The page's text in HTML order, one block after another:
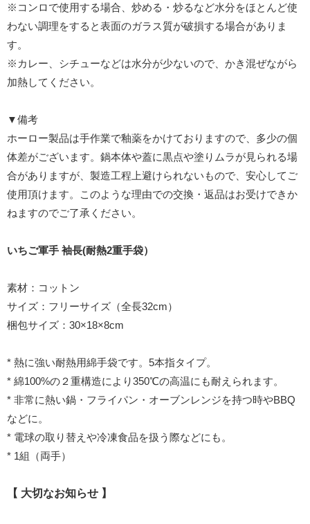
※コンロで使用する場合、炒める・炒るなど水分をほとんど使
わない調理をすると表面のガラス質が破損する場合がありま
す。
※カレー、シチューなどは水分が少ないので、かき混ぜながら
加熱してください。
▼備考
ホーロー製品は手作業で釉薬をかけておりますので、多少の個
体差がございます。鍋本体や蓋に黒点や塗りムラが見られる場
合がありますが、製造工程上避けられないもので、安心してご
使用頂けます。このような理由での交換・返品はお受けできか
ねますのでご了承ください。
いちご軍手 袖長(耐熱2重手袋）
素材：コットン
サイズ：フリーサイズ（全長32cm）
梱包サイズ：30×18×8cm
* 熱に強い耐熱用綿手袋です。5本指タイプ。
* 綿100%の２重構造により350℃の高温にも耐えられます。
* 非常に熱い鍋・フライパン・オーブンレンジを持つ時やBBQ
などに。
* 電球の取り替えや冷凍食品を扱う際などにも。
* 1組（両手）
【 大切なお知らせ 】